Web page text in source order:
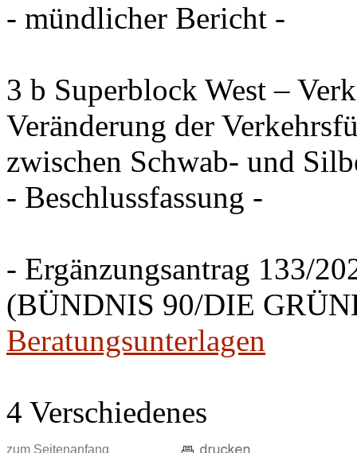
- mündlicher Bericht -
3 b Superblock West –
Veränderung der
zwischen Schwab- und
- Beschlussfassung -
- Ergänzungsantrag 133/
(BÜNDNIS 90/DIE
Beratungsunterlagen
4 Verschiedenes
zum Seitenanfang